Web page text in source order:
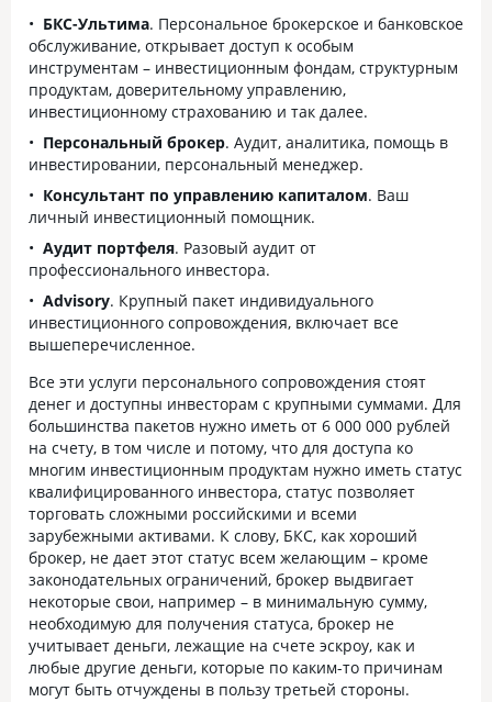
БКС-Ультима. Персональное брокерское и банковское
обслуживание, открывает доступ к особым
инструментам – инвестиционным фондам, структурным
продуктам, доверительному управлению,
инвестиционному страхованию и так далее.
Персональный брокер. Аудит, аналитика, помощь в
инвестировании, персональный менеджер.
Консультант по управлению капиталом. Ваш
личный инвестиционный помощник.
Аудит портфеля. Разовый аудит от
профессионального инвестора.
Advisory. Крупный пакет индивидуального
инвестиционного сопровождения, включает все
вышеперечисленное.
Все эти услуги персонального сопровождения стоят
денег и доступны инвесторам с крупными суммами. Для
большинства пакетов нужно иметь от 6 000 000 рублей
на счету, в том числе и потому, что для доступа ко
многим инвестиционным продуктам нужно иметь статус
квалифицированного инвестора, статус позволяет
торговать сложными российскими и всеми
зарубежными активами. К слову, БКС, как хороший
брокер, не дает этот статус всем желающим – кроме
законодательных ограничений, брокер выдвигает
некоторые свои, например – в минимальную сумму,
необходимую для получения статуса, брокер не
учитывает деньги, лежащие на счете эскроу, как и
любые другие деньги, которые по каким-то причинам
могут быть отчуждены в пользу третьей стороны.